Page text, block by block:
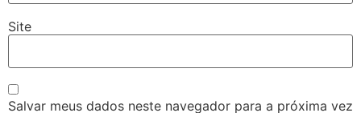
Site
Salvar meus dados neste navegador para a próxima vez